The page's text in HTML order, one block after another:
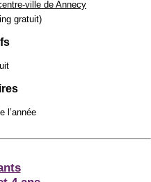
ville de Annecy
gratuit)
l’année